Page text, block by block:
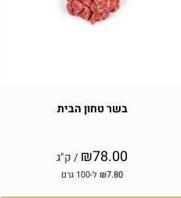
בשר טחון הבית
₪78.00 / ק"ג
₪7.80 ל-100 גרם